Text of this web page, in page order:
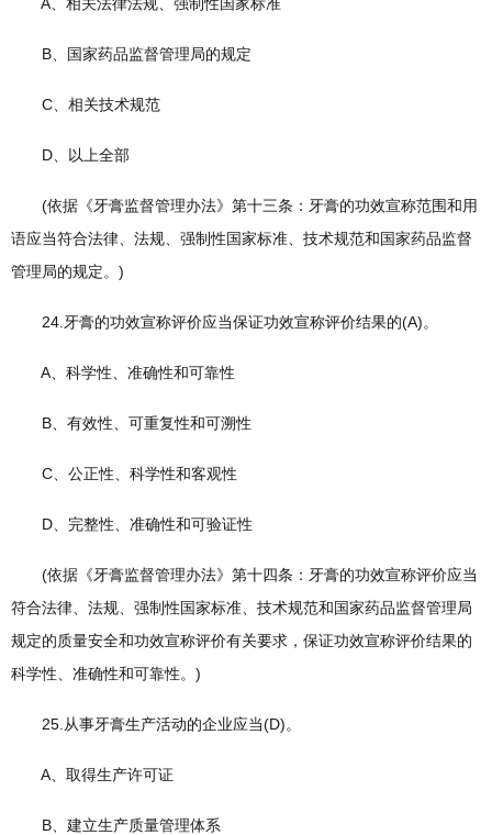
B、国家药品监督管理局的规定
C、相关技术规范
D、以上全部
(依据《牙膏监督管理办法》第十三条：牙膏的功效宣称范围和用
语应当符合法律、法规、强制性国家标准、技术规范和国家药品监督
管理局的规定。)
24.牙膏的功效宣称评价应当保证功效宣称评价结果的(A)。
A、科学性、准确性和可靠性
B、有效性、可重复性和可溯性
C、公正性、科学性和客观性
D、完整性、准确性和可验证性
(依据《牙膏监督管理办法》第十四条：牙膏的功效宣称评价应当
符合法律、法规、强制性国家标准、技术规范和国家药品监督管理局
规定的质量安全和功效宣称评价有关要求，保证功效宣称评价结果的
科学性、准确性和可靠性。)
25.从事牙膏生产活动的企业应当(D)。
A、取得生产许可证
B、建立生产质量管理体系